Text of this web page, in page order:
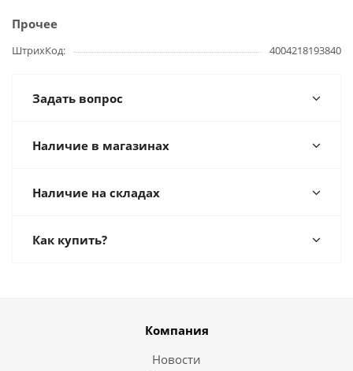
Прочее
ШтрихКод 4004218193840
Задать вопрос
Наличие в магазинах
Наличие на складах
Как купить?
Компания
Новости